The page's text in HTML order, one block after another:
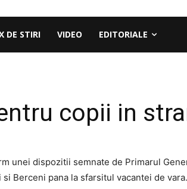
DE STIRI VIDEO EDITORIALE
copii in
unei dispozitii semnate de Primarul
Berceni pana la sfarsitul vacantei de vara.